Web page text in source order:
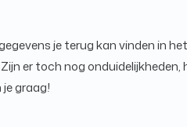
je terug kan vinden in
er toch nog onduidelijkheden,
je graag!